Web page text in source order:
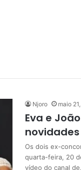
Njoro maio
Eva e
novidades
Os dois ex-
quarta-feira, 20
vídeo do canal